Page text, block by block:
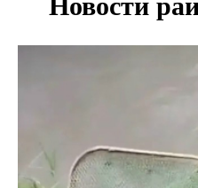
Персидский ковер «108
Актриса из Новосибирска
Трех туберкулезников под
больницу Новосибирской